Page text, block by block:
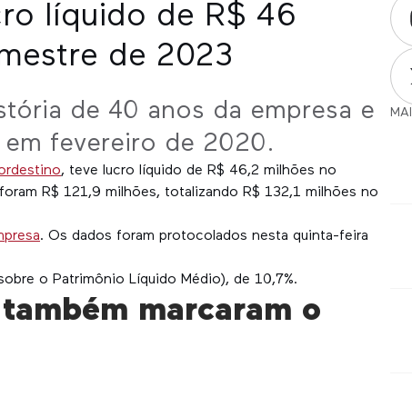
líquido de R$ 46
de 2023
de 40 anos da empresa e
fevereiro de 2020.
, teve lucro líquido de R$ 46,2 milhões no
R$ 121,9 milhões, totalizando R$ 132,1 milhões no
. Os dados foram protocolados nesta quinta-feira
o Patrimônio Líquido Médio), de 10,7%.
marcaram o